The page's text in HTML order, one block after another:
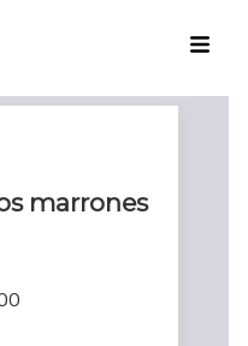
marrones